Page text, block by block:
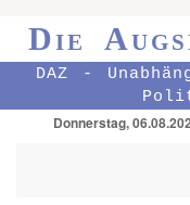
Die
DAZ -
Donnerstag,